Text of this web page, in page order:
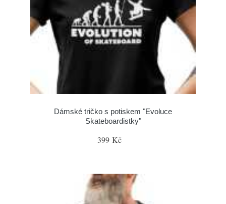
Dámské tričko s potiskem "Evoluce
Skateboardistky"
399 Kč